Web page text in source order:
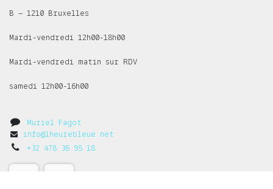
B – 1210 Bruxelles
Mardi-vendredi 12h00-18h00
Mardi-vendredi matin sur RDV
samedi 12h00-16h00
Muriel Fagot
info@lheurebleue.net
+32 478 36 95 18